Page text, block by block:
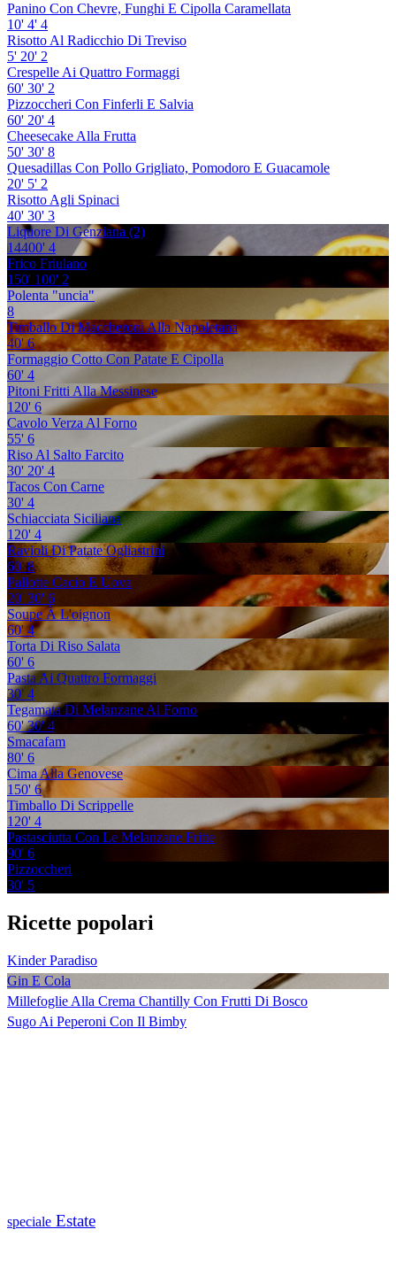
Panino Con Chevre, Funghi E Cipolla Caramellata
10' 4' 4
Risotto Al Radicchio Di Treviso
5' 20' 2
Crespelle Ai Quattro Formaggi
60' 30' 2
Pizzoccheri Con Finferli E Salvia
60' 20' 4
Cheesecake Alla Frutta
50' 30' 8
Quesadillas Con Pollo Grigliato, Pomodoro E Guacamole
20' 5' 2
Risotto Agli Spinaci
40' 30' 3
Liquore Di Genziana (2)
14400' 4
Frico Friulano
150' 100' 2
Polenta "uncia"
8
Timballo Di Maccheroni Alla Napoletana
40'6
Formaggio Cotto Con Patate E Cipolla
60' 4
Pitoni Fritti Alla Messinese
120' 6
Cavolo Verza Al Forno
55' 6
Riso Al Salto Farcito
30' 20' 4
Tacos Con Carne
30' 4
Schiacciata Siciliana
120' 4
Ravioli Di Patate Ogliastrini
60'8
Pallotte Cacio E Uova
20' 30' 6
Soupe À L'oignon
60'4
Torta Di Riso Salata
60' 6
Pasta Ai Quattro Formaggi
30' 4
Tegamata Di Melanzane Al Forno
60'30'4
Smacafam
80' 6
Cima Alla Genovese
150' 6
Timballo Di Scrippelle
120' 4
Pastasciutta Con Le Melanzane Fritte
90' 6
Pizzoccheri
30' 5
Ricette popolari
Kinder Paradiso
Gin E Cola
Millefoglie Alla Crema Chantilly Con Frutti Di Bosco
Sugo Ai Peperoni Con Il Bimby
speciale Estate